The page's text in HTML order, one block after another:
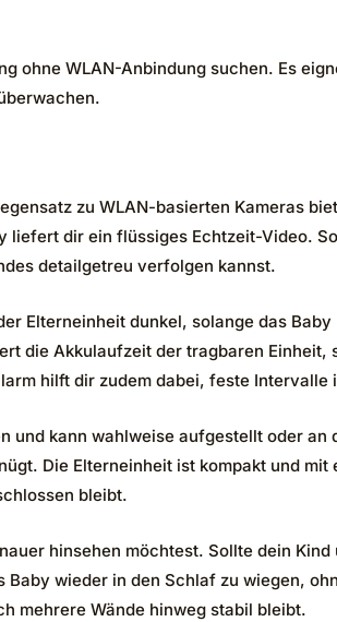
ohne WLAN-Anbindung suchen. Es
zu WLAN-basierten Kameras
dir ein flüssiges Echtzeit-Video.
detailgetreu verfolgen kannst.
Elterneinheit dunkel, solange das
die Akkulaufzeit der tragbaren
hilft dir zudem dabei, feste Intervalle
kann wahlweise aufgestellt oder
Die Elterneinheit ist kompakt und
bleibt.
hinsehen möchtest. Sollte dein
wieder in den Schlaf zu wiegen,
mehrere Wände hinweg stabil bleibt.